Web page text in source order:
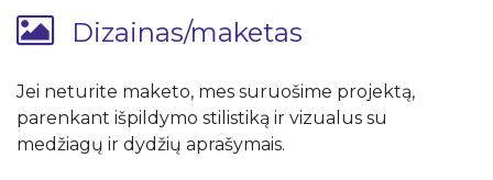
Dizainas/maketas
Jei neturite maketo, mes suruošime projektą,
parenkant išpildymo stilistiką ir vizualus su
medžiagų ir dydžių aprašymais.